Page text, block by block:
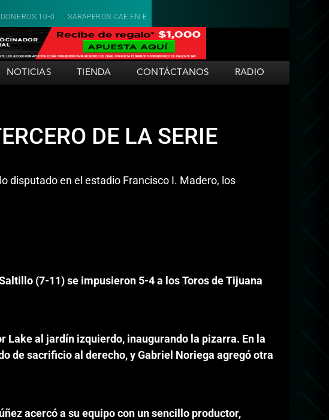
CAE EN EL ÚLTIMO DE LA SERIE ANTE TECOS 6-4
NOTICIAS TIENDA CONTÁCTANOS RADIO
DE LA SERIE
disputado en el estadio Francisco I. Madero, los
(7-11) se impusieron 5-4 a los Toros de Tijuana
al jardín izquierdo, inaugurando la pizarra. En la
de sacrificio al derecho, y Gabriel Noriega agregó otra
acercó a su equipo con un sencillo productor,